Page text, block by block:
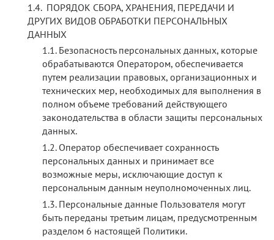
ПОРЯДОК СБОРА, ХРАНЕНИЯ, ПЕРЕДАЧИ И
ДРУГИХ ВИДОВ ОБРАБОТКИ ПЕРСОНАЛЬНЫХ
ДАННЫХ
Безопасность персональных данных, которые
обрабатываются Оператором, обеспечивается
путем реализации правовых, организационных и
технических мер, необходимых для выполнения в
полном объеме требований действующего
законодательства в области защиты персональных
данных.
Оператор обеспечивает сохранность
персональных данных и принимает все
возможные меры, исключающие доступ к
персональным данным неуполномоченных лиц.
Персональные данные Пользователя могут
быть переданы третьим лицам, предусмотренным
разделом 6 настоящей Политики.